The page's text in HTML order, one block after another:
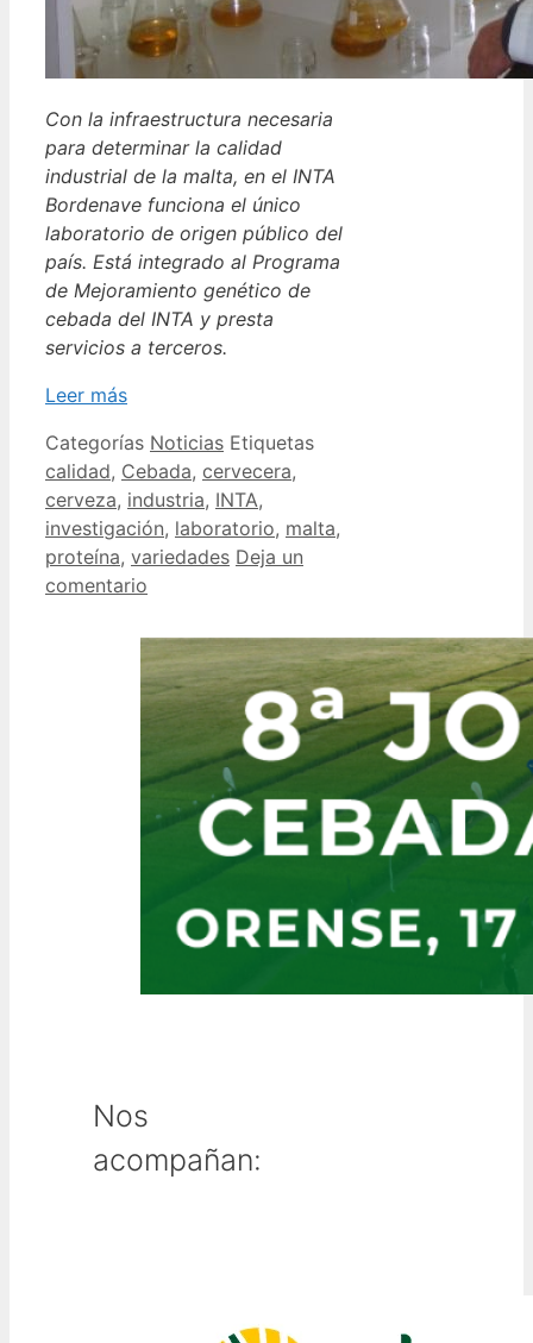
Con la infraestructura necesaria
para determinar la calidad
industrial de la malta, en el INTA
Bordenave funciona el único
laboratorio de origen público del
país. Está integrado al Programa
de Mejoramiento genético de
cebada del INTA y presta
servicios a terceros.
Leer más
Categorías Noticias Etiquetas
calidad, Cebada, cervecera,
cerveza, industria, INTA,
investigación, laboratorio, malta,
proteína, variedades Deja un
comentario
Nos
acompañan: